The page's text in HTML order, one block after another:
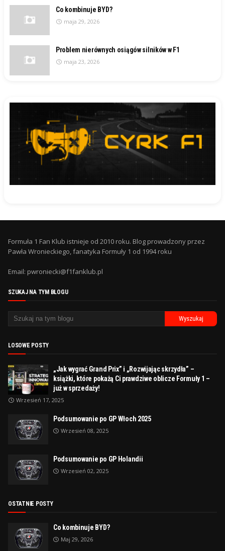
Co kombinuje BYD?
maja 29, 2026
Problem nierównych osiągów silników w F1
maja 23, 2026
Formuła 1 Fan Klub istnieje od 2010 roku. Blog prowadzony przez
Pawła Wronieckiego, fanatyka Formuły 1 od 1994 roku
Email: pwroniecki@f1fanklub.pl
SZUKAJ NA TYM BLOGU
LOSOWE POSTY
„Jak wygrać Grand Prix” i „Rozwijając skrzydła” –
książki, które pokażą Ci prawdziwe oblicze Formuły 1 –
już w sprzedaży!
Wrzesień 17, 2025
Podsumowanie po GP Włoch 2025
Wrzesień 08, 2025
Podsumowanie po GP Holandii
Wrzesień 02, 2025
OSTATNIE POSTY
Co kombinuje BYD?
Maj 29, 2026